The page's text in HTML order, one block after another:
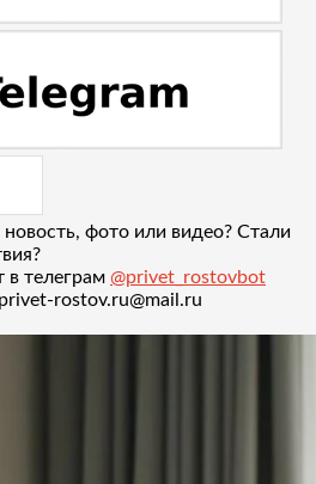
новость, фото или видео? Стали
в телеграм @privet_rostovbot
rostov.ru@mail.ru